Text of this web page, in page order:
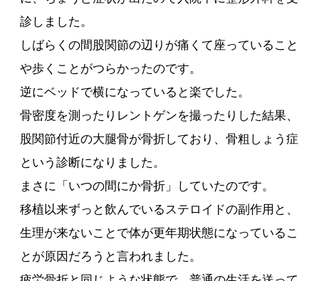
診しました。
しばらくの間股関節の辺りが痛くて座っていること
や歩くことがつらかったのです。
逆にベッドで横になっていると楽でした。
骨密度を測ったりレントゲンを撮ったりした結果、
股関節付近の大腿骨が骨折しており、骨粗しょう症
という診断になりました。
まさに「いつの間にか骨折」していたのです。
移植以来ずっと飲んでいるステロイドの副作用と、
生理が来ないことで体が更年期状態になっているこ
とが原因だろうと言われました。